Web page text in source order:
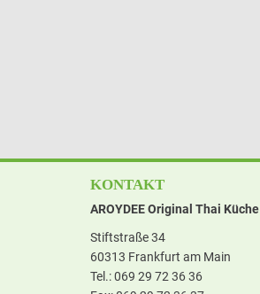
KONTAKT
AROYDEE Original Thai Küche
Stiftstraße 34
60313 Frankfurt am Main
Tel.: 069 29 72 36 36